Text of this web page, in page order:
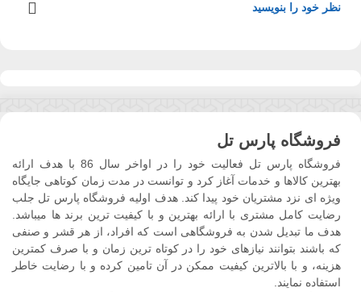
نظر خود را بنویسید
فروشگاه پارس تل
فروشگاه پارس تل فعالیت خود را در اواخر سال 86 با هدف ارائه
بهترین کالاها و خدمات آغاز کرد و توانست در مدت زمان کوتاهی جایگاه
ویژه ای نزد مشتریان خود پیدا کند. هدف اولیه فروشگاه پارس تل جلب
رضایت کامل مشتری با ارائه بهترین و با کیفیت ترین برند ها میباشد.
هدف ما تبدیل شدن به فروشگاهی است که افراد، از هر قشر و صنفی
که باشند بتوانند نیازهای خود را در کوتاه ترین زمان و با صرف کمترین
هزینه، و با بالاترین کیفیت ممکن در آن تامین کرده و با رضایت خاطر
استفاده نمایند.